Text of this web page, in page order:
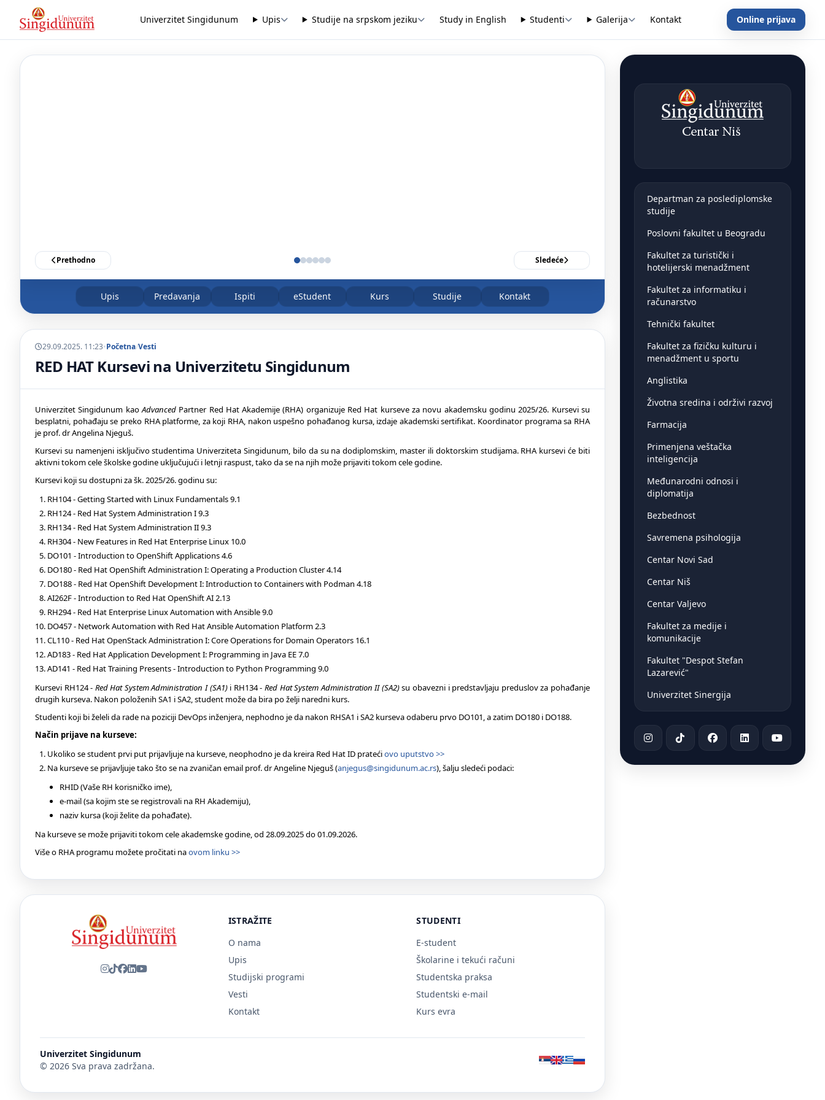
Univerzitet Singidunum Upis Studije na srpskom jeziku Study in English Studenti Galerija Kontakt Online prijava
Prethodno Sledeće
Upis Predavanja Ispiti eStudent Kurs Studije Kontakt
29.09.2025. 11:23•Početna/Vesti
RED HAT Kursevi na Univerzitetu Singidunum
Univerzitet Singidunum kaoAdvancedPartner Red Hat Akademije (RHA) organizuje Red Hat kurseve za novu akademsku godinu 2025/26. Kursevi su
besplatni, pohađaju se preko RHA platforme, za koji RHA, nakon uspešno pohađanog kursa, izdaje akademski sertifikat. Koordinator programa sa RHA
je prof. dr Angelina Njeguš.
Kursevi su namenjeni isključivo studentima Univerziteta Singidunum, bilo da su na dodiplomskim, master ili doktorskim studijama. RHA kursevi će biti
aktivni tokom cele školske godine uključujući i letnji raspust, tako da se na njih može prijaviti tokom cele godine.
Kursevi koji su dostupni za šk. 2025/26. godinu su:
RH104 - Getting Started with Linux Fundamentals 9.1
RH124 - Red Hat System Administration I 9.3
RH134 - Red Hat System Administration II 9.3
RH304 - New Features in Red Hat Enterprise Linux 10.0
DO101 - Introduction to OpenShift Applications 4.6
DO180 - Red Hat OpenShift Administration I: Operating a Production Cluster 4.14
DO188 - Red Hat OpenShift Development I: Introduction to Containers with Podman 4.18
AI262F - Introduction to Red Hat OpenShift AI 2.13
RH294 - Red Hat Enterprise Linux Automation with Ansible 9.0
DO457 - Network Automation with Red Hat Ansible Automation Platform 2.3
CL110 - Red Hat OpenStack Administration I: Core Operations for Domain Operators 16.1
AD183 - Red Hat Application Development I: Programming in Java EE 7.0
AD141 - Red Hat Training Presents - Introduction to Python Programming 9.0
Kursevi RH124 - Red Hat System Administration I (SA1)i RH134 - Red Hat System Administration II (SA2)su obavezni i predstavljaju preduslov za pohađanje
drugih kurseva. Nakon položenih SA1 i SA2, student može da bira po želji naredni kurs.
Studenti koji bi želeli da rade na poziciji DevOps inženjera, nephodno je da nakon RHSA1 i SA2 kurseva odaberu prvo DO101, a zatim DO180 i DO188.
Način prijave na kurseve:
Ukoliko se student prvi put prijavljuje na kurseve, neophodno je da kreira Red Hat ID pratećiovo uputstvo >>
Na kurseve se prijavljuje tako što se na zvaničan email prof. dr Angeline Njeguš (anjegus@singidunum.ac.rs), šalju sledeći podaci:
RHID (Vaše RH korisničko ime),
e-mail (sa kojim ste se registrovali na RH Akademiju),
naziv kursa (koji želite da pohađate).
Na kurseve se može prijaviti tokom cele akademske godine, od 28.09.2025 do 01.09.2026.
Više o RHA programu možete pročitati naovom linku >>
ISTRAŽITE
O nama
Upis
Studijski programi
Vesti
Kontakt
STUDENTI
E-student
Školarine i tekući računi
Studentska praksa
Studentski e-mail
Kurs evra
Univerzitet Singidunum
© 2026 Sva prava zadržana.
Departman za poslediplomske
studije
Poslovni fakultet u Beogradu
Fakultet za turistički i
hotelijerski menadžment
Fakultet za informatiku i
računarstvo
Tehnički fakultet
Fakultet za fizičku kulturu i
menadžment u sportu
Anglistika
Životna sredina i održivi razvoj
Farmacija
Primenjena veštačka
inteligencija
Međunarodni odnosi i
diplomatija
Bezbednost
Savremena psihologija
Centar Novi Sad
Centar Niš
Centar Valjevo
Fakultet za medije i
komunikacije
Fakultet "Despot Stefan
Lazarević"
Univerzitet Sinergija